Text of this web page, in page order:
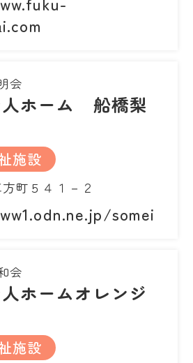
会
ホーム 船橋梨
施設
町５４１－２
somei
会
ホームオレンジ
施設